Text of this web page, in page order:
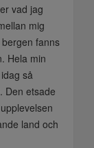
vad jag
mig
fanns
Hela min
så
Den etsade
land och